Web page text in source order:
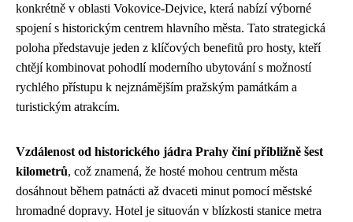
konkrétně v oblasti Vokovice-Dejvice, která nabízí výborné
spojení s historickým centrem hlavního města. Tato strategická
poloha představuje jeden z klíčových benefitů pro hosty, kteří
chtějí kombinovat pohodlí moderního ubytování s možností
rychlého přístupu k nejznámějším pražským památkám a
turistickým atrakcím.
Vzdálenost od historického jádra Prahy činí přibližně šest
kilometrů, což znamená, že hosté mohou centrum města
dosáhnout během patnácti až dvaceti minut pomocí městské
hromadné dopravy. Hotel je situován v blízkosti stanice metra